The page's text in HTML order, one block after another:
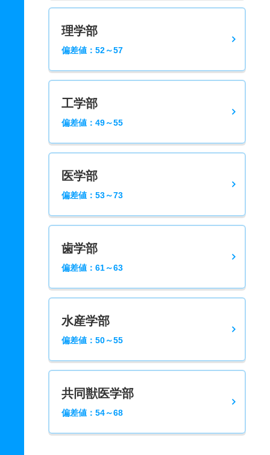
理学部
偏差値：52～57
工学部
偏差値：49～55
医学部
偏差値：53～73
歯学部
偏差値：61～63
水産学部
偏差値：50～55
共同獣医学部
偏差値：54～68